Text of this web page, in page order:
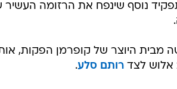
נוסף שינפח את הרזומה העשיר
מבית היוצר של קופרמן הפקות,
אלוש לצד רותם סלע.